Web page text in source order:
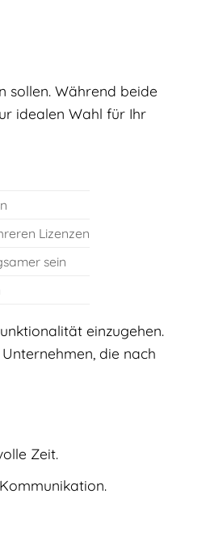
sollen. Während beide
idealen Wahl für Ihr
Lizenzen
sein
einzugehen.
die nach
Zeit.